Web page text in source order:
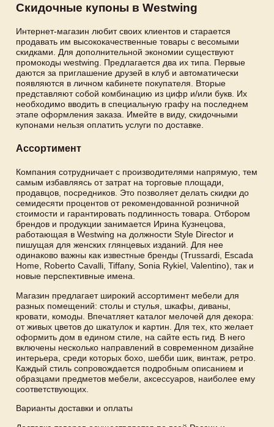
Скидочные купоны в Westwing
Интернет-магазин любит своих клиентов и старается
продавать им высококачественные товары с весомыми
скидками. Для дополнительной экономии существуют
промокоды westwing. Предлагается два их типа. Первые
даются за приглашение друзей в клуб и автоматически
появляются в личном кабинете покупателя. Вторые
представляют собой комбинацию из цифр и/или букв. Их
необходимо вводить в специальную графу на последнем
этапе оформления заказа. Имейте в виду, скидочными
купонами нельзя оплатить услуги по доставке.
Ассортимент
Компания сотрудничает с производителями напрямую, тем
самым избавляясь от затрат на торговые площади,
продавцов, посредников. Это позволяет делать скидки до
семидесяти процентов от рекомендованной розничной
стоимости и гарантировать подлинность товара. Отбором
брендов и продукции занимается Ирина Кузнецова,
работающая в Westwing на должности Style Director и
пишущая для женских глянцевых изданий. Для нее
одинаково важны как известные бренды (Trussardi, Escada
Home, Roberto Cavalli, Tiffany, Sonia Rykiel, Valentino), так и
новые перспективные имена.
Магазин предлагает широкий ассортимент мебели для
разных помещений: столы и стулья, шкафы, диваны,
кровати, комоды. Впечатляет каталог мелочей для декора:
от живых цветов до шкатулок и картин. Для тех, кто желает
оформить дом в едином стиле, на сайте есть гид. В него
включены несколько направлений в современном дизайне
интерьера, среди которых бохо, шебби шик, винтаж, ретро.
Каждый стиль сопровождается подробным описанием и
образцами предметов мебели, аксессуаров, наиболее ему
соответствующих.
Варианты доставки и оплаты